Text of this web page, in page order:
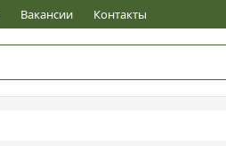
Вакансии Контакты